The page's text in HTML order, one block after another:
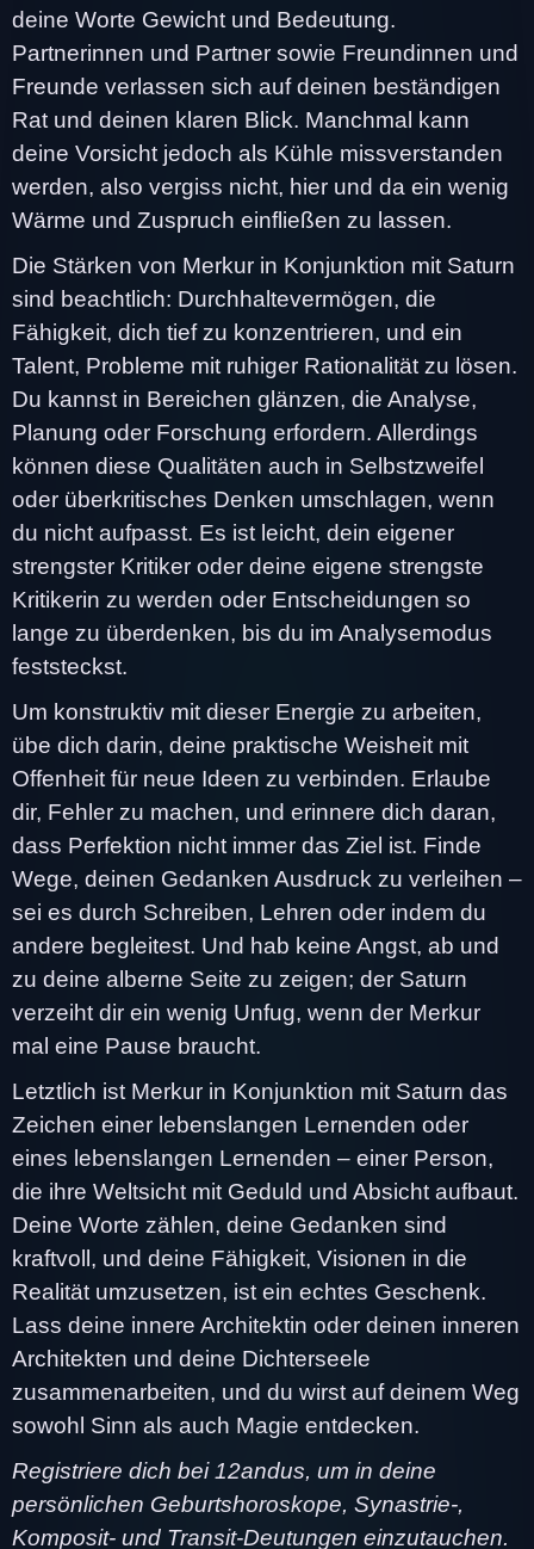
deine Worte Gewicht und Bedeutung.
Partnerinnen und Partner sowie Freundinnen und
Freunde verlassen sich auf deinen beständigen
Rat und deinen klaren Blick. Manchmal kann
deine Vorsicht jedoch als Kühle missverstanden
werden, also vergiss nicht, hier und da ein wenig
Wärme und Zuspruch einfließen zu lassen.
Die Stärken von Merkur in Konjunktion mit Saturn
sind beachtlich: Durchhaltevermögen, die
Fähigkeit, dich tief zu konzentrieren, und ein
Talent, Probleme mit ruhiger Rationalität zu lösen.
Du kannst in Bereichen glänzen, die Analyse,
Planung oder Forschung erfordern. Allerdings
können diese Qualitäten auch in Selbstzweifel
oder überkritisches Denken umschlagen, wenn
du nicht aufpasst. Es ist leicht, dein eigener
strengster Kritiker oder deine eigene strengste
Kritikerin zu werden oder Entscheidungen so
lange zu überdenken, bis du im Analysemodus
feststeckst.
Um konstruktiv mit dieser Energie zu arbeiten,
übe dich darin, deine praktische Weisheit mit
Offenheit für neue Ideen zu verbinden. Erlaube
dir, Fehler zu machen, und erinnere dich daran,
dass Perfektion nicht immer das Ziel ist. Finde
Wege, deinen Gedanken Ausdruck zu verleihen –
sei es durch Schreiben, Lehren oder indem du
andere begleitest. Und hab keine Angst, ab und
zu deine alberne Seite zu zeigen; der Saturn
verzeiht dir ein wenig Unfug, wenn der Merkur
mal eine Pause braucht.
Letztlich ist Merkur in Konjunktion mit Saturn das
Zeichen einer lebenslangen Lernenden oder
eines lebenslangen Lernenden – einer Person,
die ihre Weltsicht mit Geduld und Absicht aufbaut.
Deine Worte zählen, deine Gedanken sind
kraftvoll, und deine Fähigkeit, Visionen in die
Realität umzusetzen, ist ein echtes Geschenk.
Lass deine innere Architektin oder deinen inneren
Architekten und deine Dichterseele
zusammenarbeiten, und du wirst auf deinem Weg
sowohl Sinn als auch Magie entdecken.
Registriere dich bei 12andus, um in deine
persönlichen Geburtshoroskope, Synastrie-,
Komposit- und Transit-Deutungen einzutauchen.